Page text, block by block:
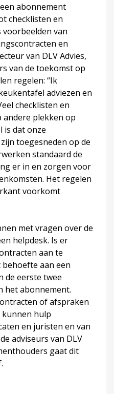
abonnement
checklisten en
voorbeelden van
en
van DLV Advies,
van de toekomst op
regelen: “Ik
adviezen en
checklisten en
plekken op
is dat onze
toegesneden op de
standaard de
er in en zorgen voor
Het regelen
voorkomt
met vragen over de
helpdesk. Is er
aan te
aan een
de eerste twee
het abonnement.
of afspraken
hulp
en juristen en van
adviseurs van DLV
gaat dit